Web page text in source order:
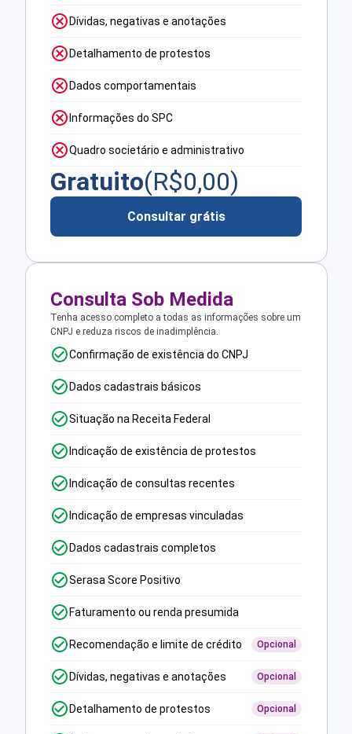
Dívidas, negativas e anotações
Detalhamento de protestos
Dados comportamentais
Informações do SPC
Quadro societário e administrativo
Gratuito(R$0,00)
Consultar grátis
Consulta Sob Medida
Tenha acesso completo a todas as informações sobre um
CNPJ e reduza riscos de inadimplência.
Confirmação de existência do CNPJ
Dados cadastrais básicos
Situação na Receita Federal
Indicação de existência de protestos
Indicação de consultas recentes
Indicação de empresas vinculadas
Dados cadastrais completos
Serasa Score Positivo
Faturamento ou renda presumida
Recomendação e limite de crédito Opcional
Dívidas, negativas e anotações Opcional
Detalhamento de protestos Opcional